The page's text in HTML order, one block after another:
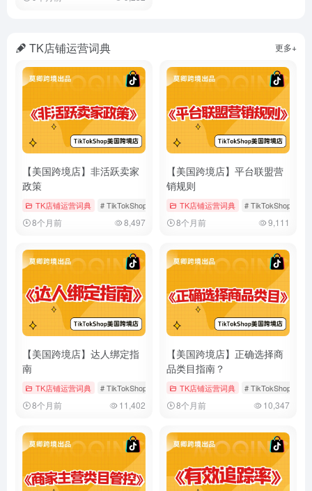
TK店铺运营词典 更多+
【美国跨境店】非活跃卖家
政策
TK店铺运营词典 # TikTokShop # 假期模式 # 店铺运营
8个月前 8,497
【美国跨境店】平台联盟营
销规则
TK店铺运营词典 # TikTokShop
8个月前 9,111
【美国跨境店】达人绑定指
南
TK店铺运营词典 # TikTokShop # 官方达人账号 # 渠道经营账号
8个月前 11,402
【美国跨境店】正确选择商
品类目指南？
TK店铺运营词典 # TikTokShop
8个月前 10,347